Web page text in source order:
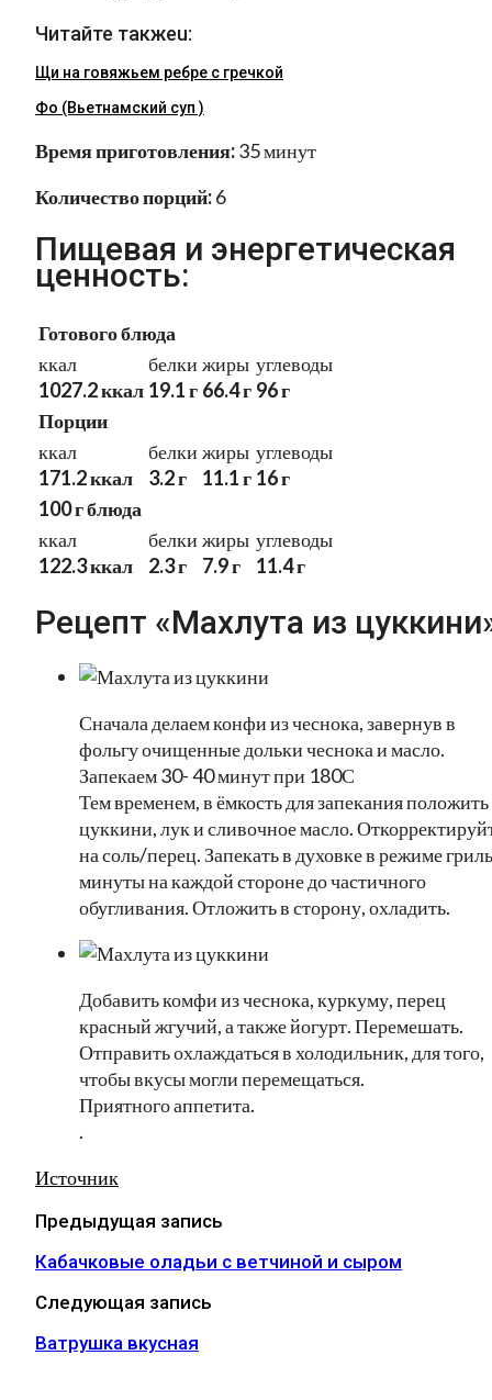
Читайте такжеu:
Щи на говяжьем ребре с гречкой
Фо (Вьетнамский суп )
Время приготовления:35 минут
Количество порций:6
Пищевая и энергетическая
ценность:
Готового блюда
ккал
1027.2 ккал
белки
19.1 г
жиры
66.4 г
углеводы
96 г
Порции
ккал
171.2 ккал
белки
3.2 г
жиры
11.1 г
углеводы
16 г
100 г блюда
ккал
122.3 ккал
белки
2.3 г
жиры
7.9 г
углеводы
11.4 г
Рецепт «Махлута из
Сначала делаем конфи из чеснока, завернув в
фольгу очищенные дольки чеснока и масло.
Запекаем 30- 40 минут при 180С
Тем временем, в ёмкость для запекания положить
цуккини, лук и сливочное масло.
на соль/перец. Запекать в духовке в режиме
минуты на каждой стороне до частичного
обугливания. Отложить в сторону, охладить.
Добавить комфи из чеснока, куркуму, перец
красный жгучий, а также йогурт. Перемешать.
Отправить охлаждаться в холодильник, для того,
чтобы вкусы могли перемещаться.
Приятного аппетита.
.
Источник
Предыдущая запись
Кабачковые оладьи с ветчиной и сыром
Следующая запись
Ватрушка вкусная